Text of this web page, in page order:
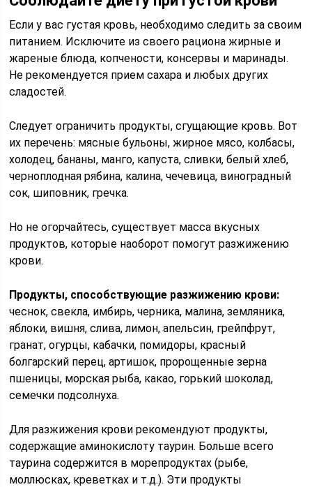
Если у вас густая кровь, необходимо следить за своим
питанием. Исключите из своего рациона жирные и
жареные блюда, копчености, консервы и маринады.
Не рекомендуется прием сахара и любых других
сладостей.
Следует ограничить продукты, сгущающие кровь. Вот
их перечень: мясные бульоны, жирное мясо, колбасы,
холодец, бананы, манго, капуста, сливки, белый хлеб,
черноплодная рябина, калина, чечевица, виноградный
сок, шиповник, гречка.
Но не огорчайтесь, существует масса вкусных
продуктов, которые наоборот помогут разжижению
крови.
Продукты, способствующие разжижению крови:
чеснок, свекла, имбирь, черника, малина, земляника,
яблоки, вишня, слива, лимон, апельсин, грейпфрут,
гранат, огурцы, кабачки, помидоры, красный
болгарский перец, артишок, пророщенные зерна
пшеницы, морская рыба, какао, горький шоколад,
семечки подсолнуха.
Для разжижения крови рекомендуют продукты,
содержащие аминокислоту таурин. Больше всего
таурина содержится в морепродуктах (рыбе,
моллюсках, креветках и т.д.). Эти продукты